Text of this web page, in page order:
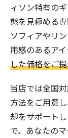
ィソン特有の
態を見極める専
ソフィアやリ
用感のあるア
した価格をご
当店では全国
方法をご用意
却をサポート
で、あなたの